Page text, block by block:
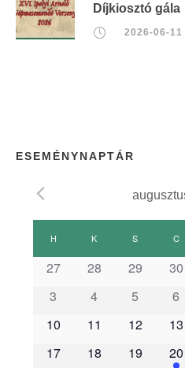
Díjkiosztó gála
2026-06-11
ESEMÉNYNAPTÁR
E
m
H K S C
27 28 29 30
3
4 5 6
10
11 12 13
17
18 19 20